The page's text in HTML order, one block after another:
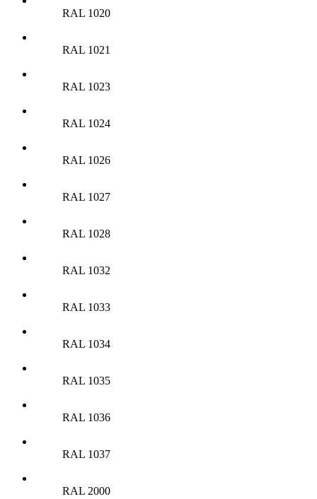
RAL 1020
RAL 1021
RAL 1023
RAL 1024
RAL 1026
RAL 1027
RAL 1028
RAL 1032
RAL 1033
RAL 1034
RAL 1035
RAL 1036
RAL 1037
RAL 2000